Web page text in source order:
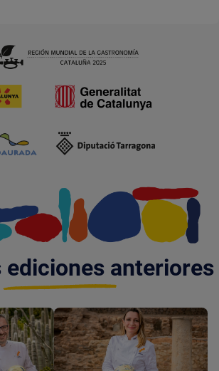
ediciones anteriores